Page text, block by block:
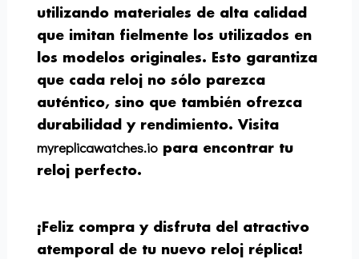
utilizando materiales de alta calidad
que imitan fielmente los utilizados en
los modelos originales. Esto garantiza
que cada reloj no sólo parezca
auténtico, sino que también ofrezca
durabilidad y rendimiento. Visita
myreplicawatches.io para encontrar tu
reloj perfecto.
¡Feliz compra y disfruta del atractivo
atemporal de tu nuevo reloj réplica!